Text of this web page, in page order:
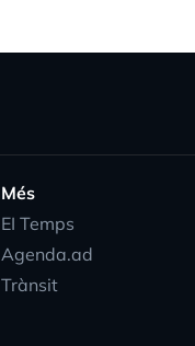
Més
EI Temps
Agenda.ad
Trànsit